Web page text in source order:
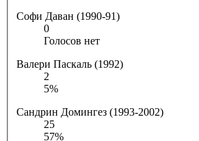
Софи Даван (1990-91)
0
Голосов нет
Валери Паскаль (1992)
2
5%
Сандрин Домингез (1993-2002)
25
57%